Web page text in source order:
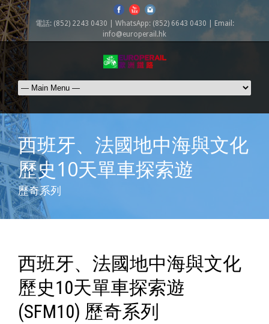
電話: (852) 2243 0430 | WhatsApp: (852) 6643 0430 | Email:
info@europerail.hk
西班牙、法國地中海與文化
歷史10天單車探索遊
歷奇系列
西班牙、法國地中海與文化
歷史10天單車探索遊
(SFM10) 歷奇系列